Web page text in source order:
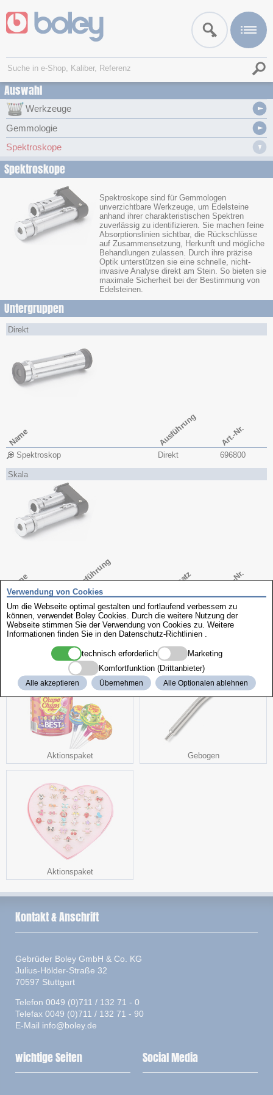
Auswahl
Werkzeuge
Gemmologie
Spektroskope
Spektroskope
Spektroskope sind für Gemmologen
unverzichtbare Werkzeuge, um Edelsteine
anhand ihrer charakteristischen Spektren
zuverlässig zu identifizieren. Sie machen feine
Absorptionslinien sichtbar, die Rückschlüsse
auf Zusammensetzung, Herkunft und mögliche
Behandlungen zulassen. Durch ihre präzise
Optik unterstützen sie eine schnelle, nicht-
invasive Analyse direkt am Stein. So bieten sie
maximale Sicherheit bei der Bestimmung von
Edelsteinen.
Untergruppen
Direkt
Name Ausführung Art.-Nr.
Spektroskop Direkt 696800
Skala
Name Ausführung Zusatz Art.-Nr.
Spektroskop mit Wellenlängenskala 400-700 nm 696802
weitere interessante Produkte
Aktionspaket Gebogen
Aktionspaket
Verwendung von Cookies
Um die Webseite optimal gestalten und fortlaufend verbessern zu
können, verwendet Boley Cookies. Durch die weitere Nutzung der
Webseite stimmen Sie der Verwendung von Cookies zu. Weitere
Informationen finden Sie in den Datenschutz-Richtlinien
technisch erforderlich
Marketing
Komfortfunktion (Drittanbieter)
Alle akzeptieren Übernehmen Alle Optionalen ablehnen
Kontakt & Anschrift
Gebrüder Boley GmbH & Co. KG
Julius-Hölder-Straße 32
70597 Stuttgart
Telefon 0049 (0)711 / 132 71 - 0
Telefax 0049 (0)711 / 132 71 - 90
E-Mail info@boley.de
wichtige Seiten Social Media